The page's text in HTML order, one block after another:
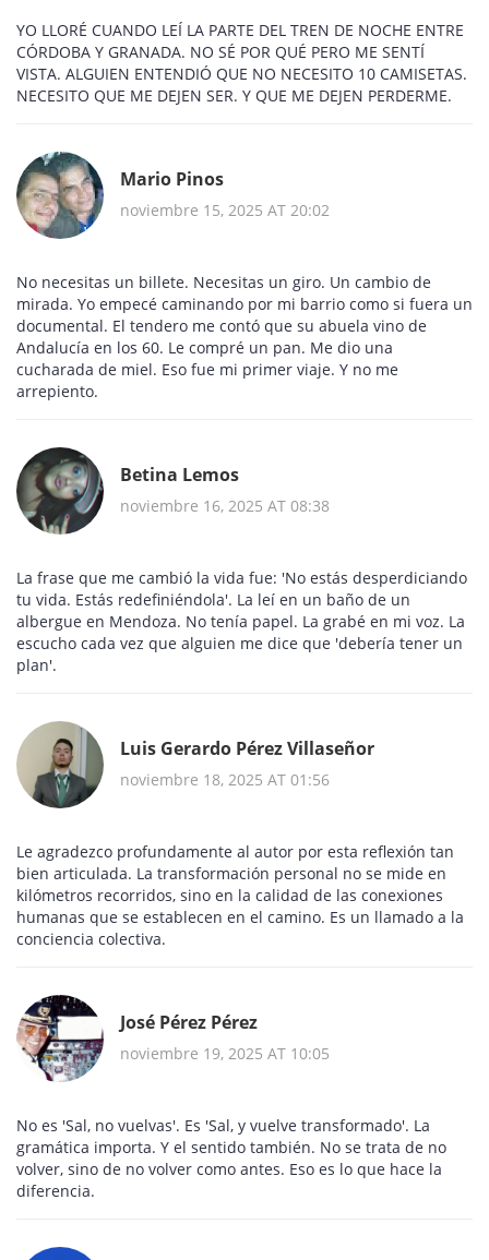
YO LLORÉ CUANDO LEÍ LA PARTE DEL TREN DE NOCHE ENTRE
CÓRDOBA Y GRANADA. NO SÉ POR QUÉ PERO ME SENTÍ
VISTA. ALGUIEN ENTENDIÓ QUE NO NECESITO 10 CAMISETAS.
NECESITO QUE ME DEJEN SER. Y QUE ME DEJEN PERDERME.
Mario Pinos
noviembre 15, 2025 AT 20:02
No necesitas un billete. Necesitas un giro. Un cambio de
mirada. Yo empecé caminando por mi barrio como si fuera un
documental. El tendero me contó que su abuela vino de
Andalucía en los 60. Le compré un pan. Me dio una
cucharada de miel. Eso fue mi primer viaje. Y no me
arrepiento.
Betina Lemos
noviembre 16, 2025 AT 08:38
La frase que me cambió la vida fue: 'No estás desperdiciando
tu vida. Estás redefiniéndola'. La leí en un baño de un
albergue en Mendoza. No tenía papel. La grabé en mi voz. La
escucho cada vez que alguien me dice que 'debería tener un
plan'.
Luis Gerardo Pérez Villaseñor
noviembre 18, 2025 AT 01:56
Le agradezco profundamente al autor por esta reflexión tan
bien articulada. La transformación personal no se mide en
kilómetros recorridos, sino en la calidad de las conexiones
humanas que se establecen en el camino. Es un llamado a la
conciencia colectiva.
José Pérez Pérez
noviembre 19, 2025 AT 10:05
No es 'Sal, no vuelvas'. Es 'Sal, y vuelve transformado'. La
gramática importa. Y el sentido también. No se trata de no
volver, sino de no volver como antes. Eso es lo que hace la
diferencia.